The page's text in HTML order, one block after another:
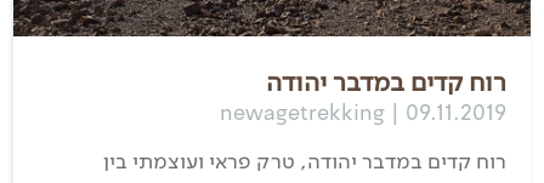
רוח קדים במדבר יהודה
newagetrekking | 09.11.2019
רוח קדים במדבר יהודה, טרק פראי ועוצמתי בין